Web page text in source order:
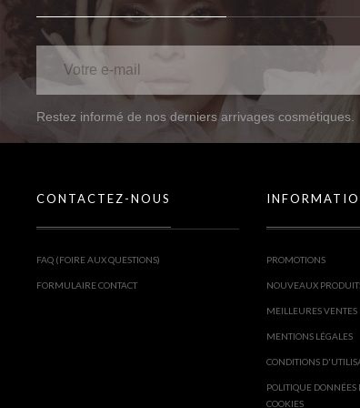
Restez informé de nos derniers arrivages cosmétiques.
CONTACTEZ-NOUS
FAQ (FOIRE AUX QUESTIONS)
FORMULAIRE CONTACT
PROMOTIONS
NOUVEAUX
MEILLEURES VENTES
MENTIONS LÉGALES
CONDITIONS
POLITIQUE DONNÉES
COOKIES